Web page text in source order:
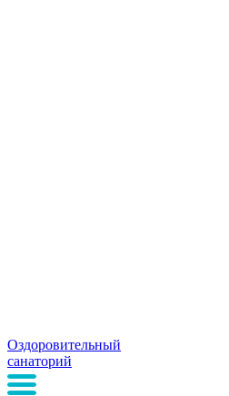
Оздоровительный
санаторий